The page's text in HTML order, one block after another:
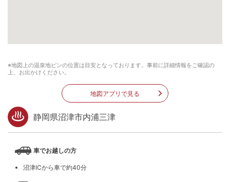
※地図上の温泉地ピンの位置は目安となっております。事前に詳細情報をご確認の
上、お出かけください。
地図アプリで見る
静岡県沼津市内浦三津
車でお越しの方
沼津ICから車で約40分